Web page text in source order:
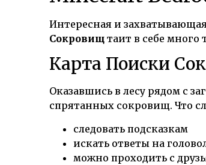
Интересная и
Сокровищ таит в себе
Карта Поиски
Оказавшись в лесу рядом с
спрятанных сокровищ. Что
следовать подсказкам
искать ответы на
можно проходить с